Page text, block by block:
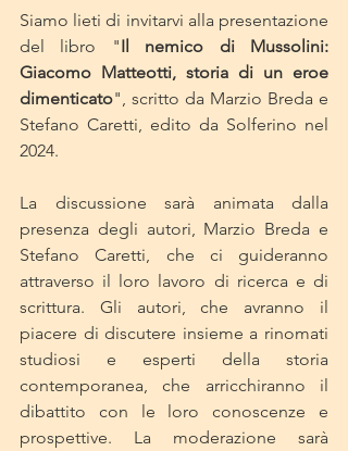
Siamo lieti di invitarvi alla presentazione
del libro "Il nemico di Mussolini:
Giacomo Matteotti, storia di un eroe
dimenticato", scritto da Marzio Breda e
Stefano Caretti, edito da Solferino nel
2024.
La discussione sarà animata dalla
presenza degli autori, Marzio Breda e
Stefano Caretti, che ci guideranno
attraverso il loro lavoro di ricerca e di
scrittura. Gli autori, che avranno il
piacere di discutere insieme a rinomati
studiosi e esperti della storia
contemporanea, che arricchiranno il
dibattito con le loro conoscenze e
prospettive. La moderazione sarà